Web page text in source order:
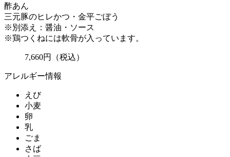
酢あん
三元豚のヒレかつ・金平ごぼう
※別添え：醤油・ソース
※鶏つくねには軟骨が入っています。
7,660円 （税込）
アレルギー情報
えび
小麦
卵
乳
ごま
さば